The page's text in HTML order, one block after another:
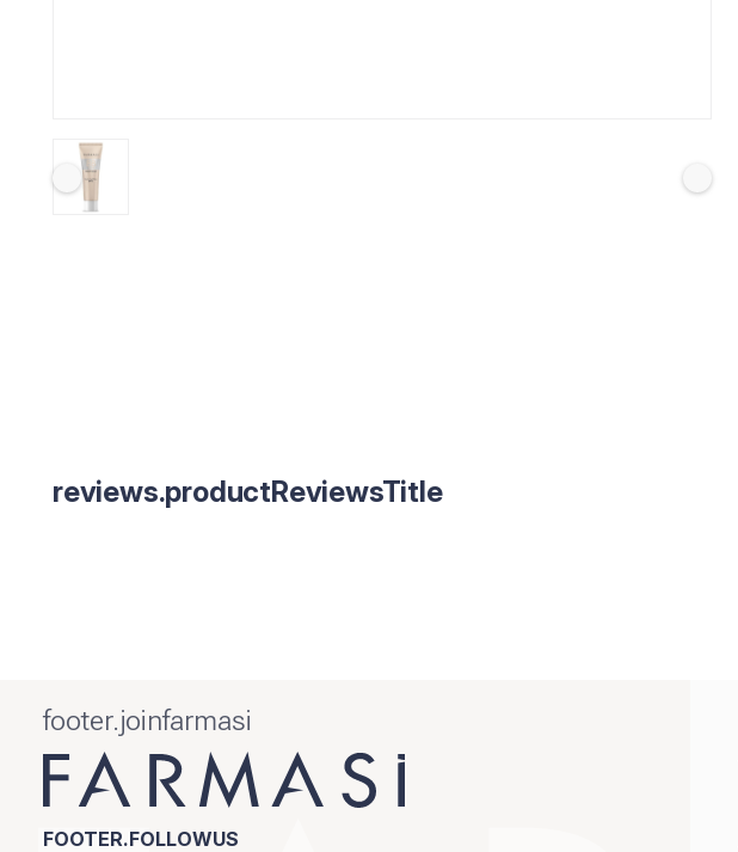
reviews.productReviewsTitle
footer.joinfarmasi
FOOTER.FOLLOWUS